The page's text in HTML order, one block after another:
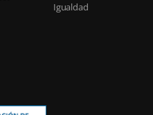
Igualdad